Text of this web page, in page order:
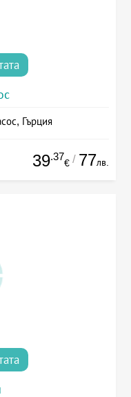
Гърция
39.37
€ / 77лв.